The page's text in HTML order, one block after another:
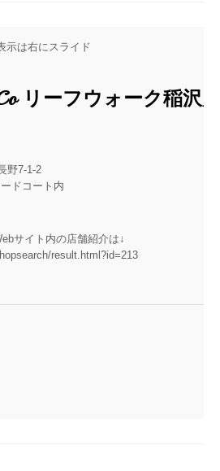
示は右にスライド
リーフウォーク稲沢
野7-1-2
ドコート内
サイト内の店舗紹介は↓
result.html?id=213